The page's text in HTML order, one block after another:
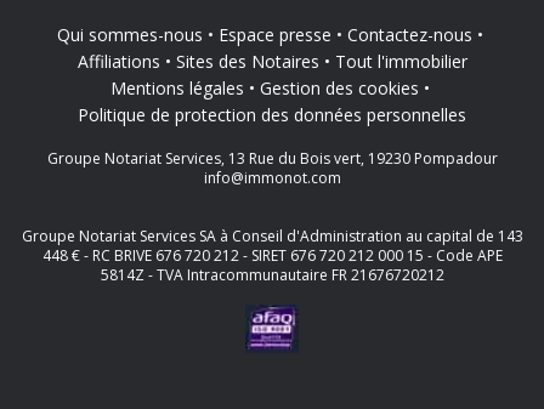
Qui sommes-nous Espace presse
Contactez-nous
Affiliations
Sites des Notaires
Tout l'immobilier
Mentions légales
Gestion des cookies
Politique de protection des données personnelles
Groupe Notariat Services, 13 Rue du Bois vert, 19230 Pompadour
info@immonot.com
Groupe Notariat Services SA à Conseil d'Administration au capital de 143
448 € - RC BRIVE 676 720 212 - SIRET 676 720 212 000 15 - Code APE
5814Z - TVA Intracommunautaire FR 21676720212